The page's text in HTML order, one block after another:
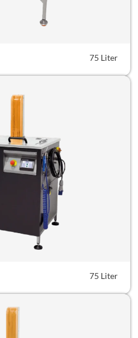
75 Liter
75 Liter